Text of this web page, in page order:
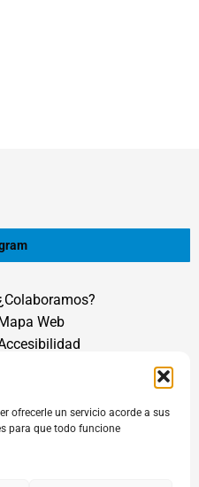
ofrecerle un servicio acorde a sus
para que todo funcione
Web
Tenerife. Islas Canarias.